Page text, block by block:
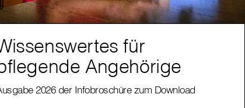
für
Angehörige
2026 der Infobroschüre zum Download